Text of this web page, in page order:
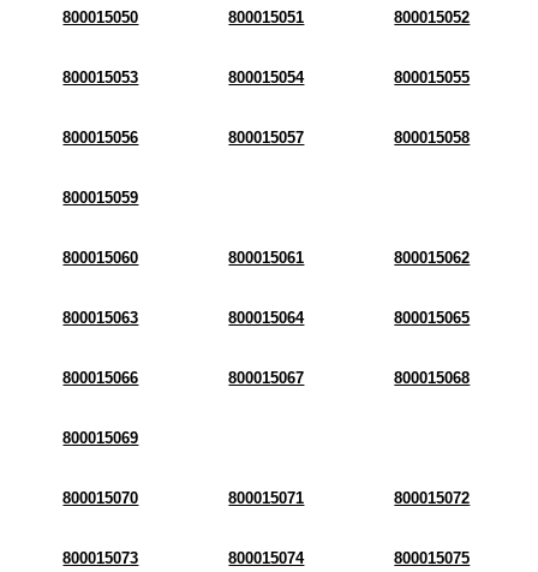
800015050 800015051 800015052
800015053 800015054 800015055
800015056 800015057 800015058
800015059
800015060 800015061 800015062
800015063 800015064 800015065
800015066 800015067 800015068
800015069
800015070 800015071 800015072
800015073 800015074 800015075